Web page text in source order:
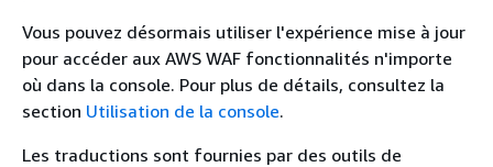
Vous pouvez désormais utiliser l'expérience mise à jour
pour accéder aux AWS WAF fonctionnalités n'importe
où dans la console. Pour plus de détails, consultez la
section Utilisation de la console.
Les traductions sont fournies par des outils de